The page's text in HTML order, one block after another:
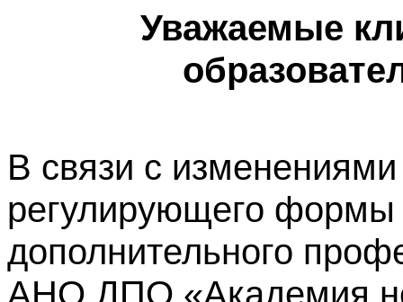
Уважаемые
В связи с изменениями
регулирующего формы
дополнительного